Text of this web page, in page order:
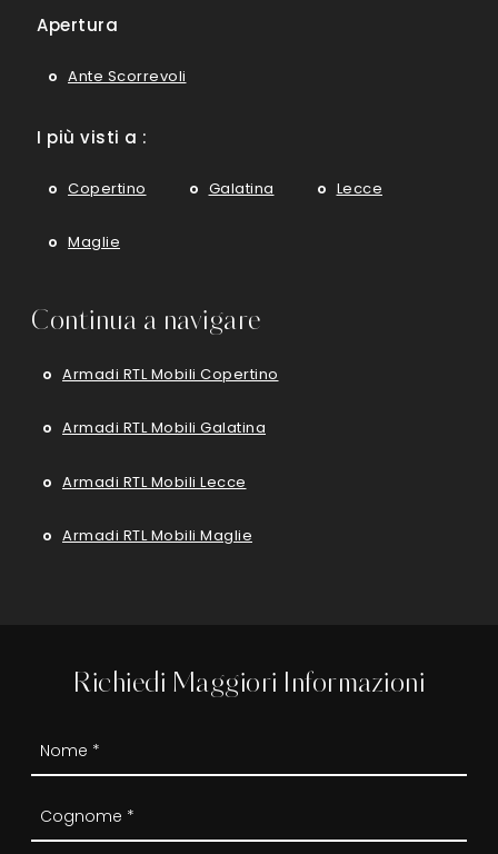
Apertura
Ante Scorrevoli
I più visti a :
Copertino Galatina Lecce
Maglie
Continua a navigare
Armadi RTL Mobili Copertino
Armadi RTL Mobili Galatina
Armadi RTL Mobili Lecce
Armadi RTL Mobili Maglie
Richiedi Maggiori Informazioni